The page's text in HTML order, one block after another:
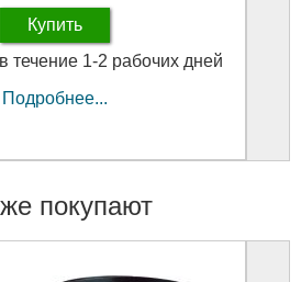
Купить
течение 1-2 рабочих дней
Подробнее...
покупают